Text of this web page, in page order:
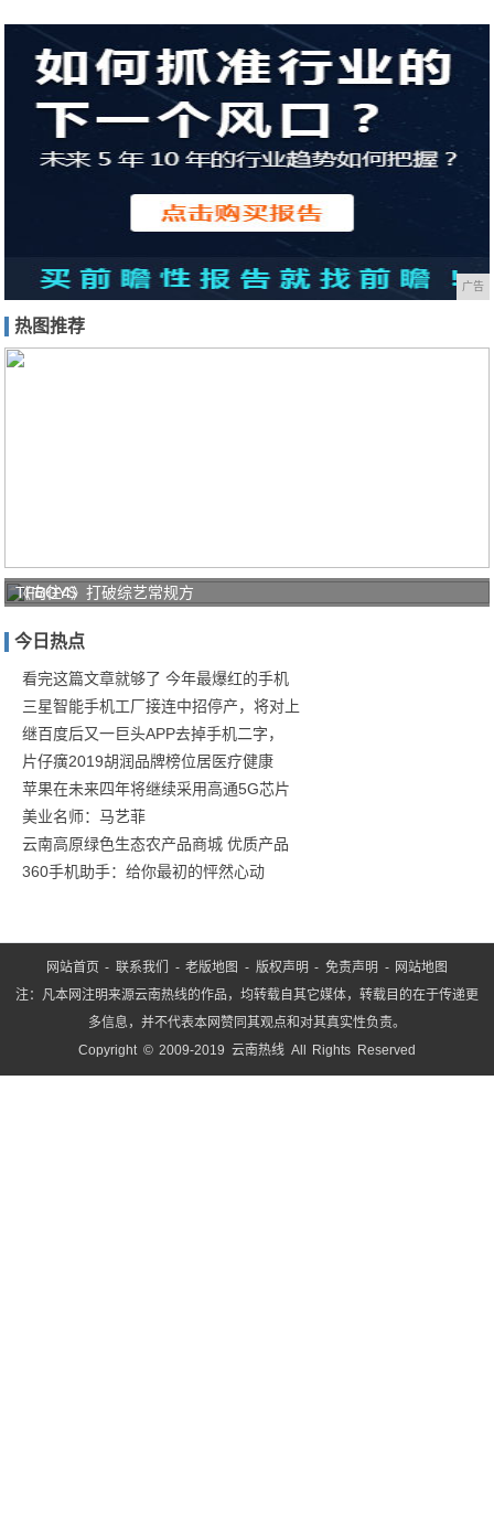
广告
热图推荐
TFBOYS
后集
《向往4》打破综艺常规方
今日热点
看完这篇文章就够了 今年最爆红的手机
三星智能手机工厂接连中招停产，将对上
继百度后又一巨头APP去掉手机二字，
片仔癀2019胡润品牌榜位居医疗健康
苹果在未来四年将继续采用高通5G芯片
美业名师：马艺菲
云南高原绿色生态农产品商城 优质产品
360手机助手：给你最初的怦然心动
网站首页 - 联系我们 -老版地图 - 版权声明 -免责声明 - 网站地图
注：凡本网注明来源云南热线的作品，均转载自其它媒体，转载目的在于传递更
多信息，并不代表本网赞同其观点和对其真实性负责。
Copyright © 2009-2019 云南热线 All Rights Reserved